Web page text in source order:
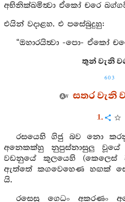
අභිනික්ඛමිත්‍වා ඒකෝ චරෙ
එයින් වදාළහ. එ පසේබුදුහු:
“ඔහාරයිත්‍වා -පො- ඒකෝ
තුන් වැනි
603
සතර වැනි
1.
රසයෙහි ගිජු බව නො
අනෙකක්හු නුපුස්නාසුලු වූයේ
වඩනුයේ කුලයෙහි
ඇත්තේ කගවෙහෙණ හඟක්
යි.
රසෙසු ගෙධං අකරණං